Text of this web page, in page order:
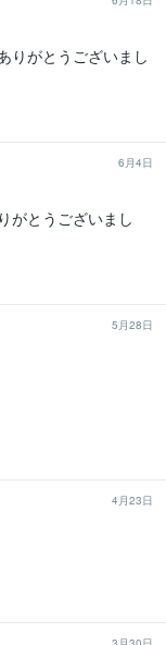
りがとうございまし
6月4日
がとうございまし
5月28日
4月23日